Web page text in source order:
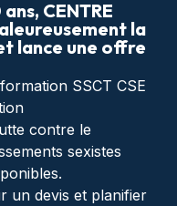
CENTRE
la
lance une offre
SSCT CSE
contre le
sexistes
un devis et planifier